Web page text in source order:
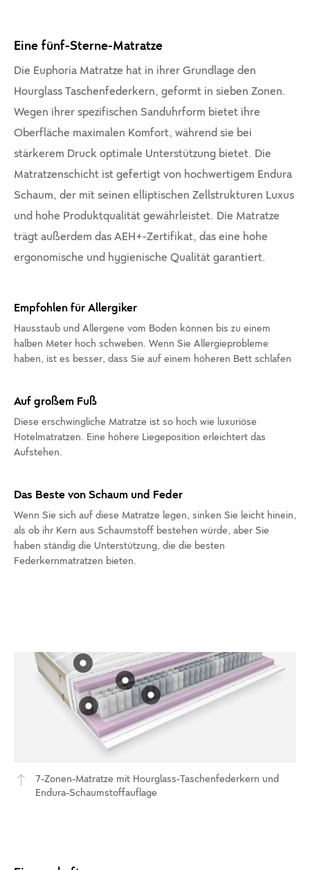
Eine fünf-Sterne-Matratze
Die Euphoria Matratze hat in ihrer Grundlage den
Hourglass Taschenfederkern, geformt in sieben Zonen.
Wegen ihrer spezifischen Sanduhrform bietet ihre
Oberfläche maximalen Komfort, während sie bei
stärkerem Druck optimale Unterstützung bietet. Die
Matratzenschicht ist gefertigt von hochwertigem Endura
Schaum, der mit seinen elliptischen Zellstrukturen Luxus
und hohe Produktqualität gewährleistet. Die Matratze
trägt außerdem das AEH+-Zertifikat, das eine hohe
ergonomische und hygienische Qualität garantiert.
Empfohlen für Allergiker
Hausstaub und Allergene vom Boden können bis zu einem
halben Meter hoch schweben. Wenn Sie Allergieprobleme
haben, ist es besser, dass Sie auf einem höheren Bett schlafen
Auf großem Fuß
Diese erschwingliche Matratze ist so hoch wie luxuriöse
Hotelmatratzen. Eine höhere Liegeposition erleichtert das
Aufstehen.
Das Beste von Schaum und Feder
Wenn Sie sich auf diese Matratze legen, sinken Sie leicht hinein,
als ob ihr Kern aus Schaumstoff bestehen würde, aber Sie
haben ständig die Unterstützung, die die besten
Federkernmatratzen bieten.
7-Zonen-Matratze mit Hourglass-Taschenfederkern und
Endura-Schaumstoffauflage